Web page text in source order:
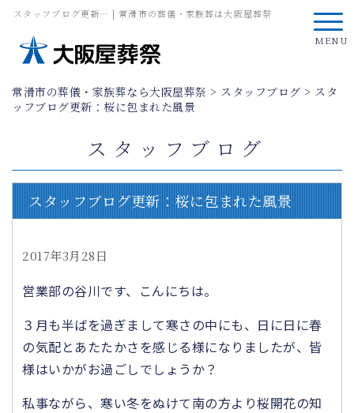
スタッフブログ更新… | 常滑市の葬儀・家族葬は大阪屋葬祭
MENU
常滑市の葬儀・家族葬なら大阪屋葬祭 > スタッフブログ > スタ
ッフブログ更新：桜に包まれた風景
スタッフブログ
スタッフブログ更新：桜に包まれた風景
2017年3月28日
営業部の谷川です、こんにちは。
３月も半ばを過ぎまして寒さの中にも、日に日に春
の気配とあたたかさを感じる様になりましたが、皆
様はいかがお過ごしでしょうか？
私事ながら、寒い冬をぬけて南の方より桜開花の知